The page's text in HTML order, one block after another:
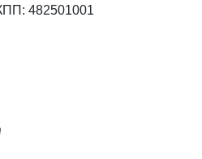
482501001